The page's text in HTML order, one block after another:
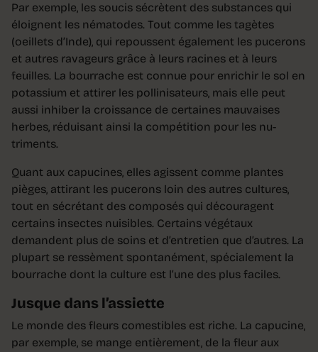
Par exemple, les soucis sécrètent des substances qui
éloignent les nématodes. Tout comme les tagètes
(oeillets d’Inde), qui repoussent également les pucerons
et autres ravageurs grâce à leurs racines et à leurs
feuilles. La bourrache est connue pour enrichir le sol en
potassium et attirer les pollinisateurs, mais elle peut
aussi inhiber la croissance de certaines mauvaises
herbes, réduisant ainsi la compétition pour les nu­
triments.
Quant aux capucines, elles agissent comme plantes
pièges, attirant les pucerons loin des autres cultures,
tout en sécrétant des composés qui découragent
certains insectes nuisibles. Certains végétaux
demandent plus de soins et d’entretien que d’autres. La
plupart se ressèment spontanément, spécialement la
bourrache dont la culture est l’une des plus faciles.
Jusque dans l’assiette
Le monde des fleurs comestibles est riche. La capucine,
par exemple, se mange entiè­rement, de la fleur aux